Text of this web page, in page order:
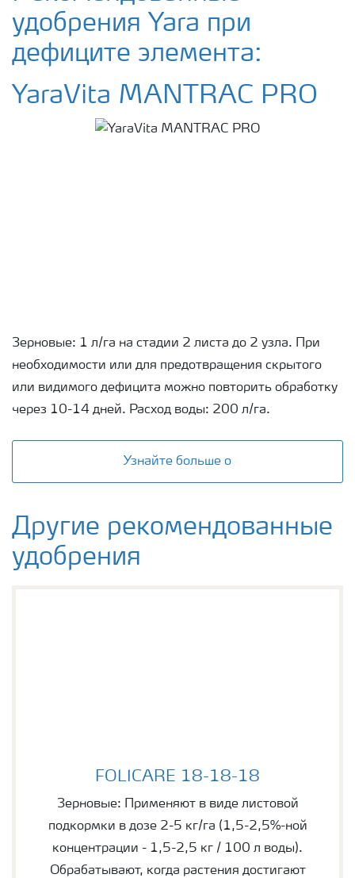
удобрения Yara при
дефиците элемента:
YaraVita MANTRAC PRO
Зерновые: 1 л/га на стадии 2 листа до 2 узла. При
необходимости или для предотвращения скрытого
или видимого дефицита можно повторить обработку
через 10-14 дней. Расход воды: 200 л/га.
Узнайте больше о
Другие рекомендованные
удобрения
FOLICARE 18-18-18
Зерновые: Применяют в виде листовой
подкормки в дозе 2-5 кг/га (1,5-2,5%-ной
концентрации - 1,5-2,5 кг / 100 л воды).
Обрабатывают, когда растения достигают